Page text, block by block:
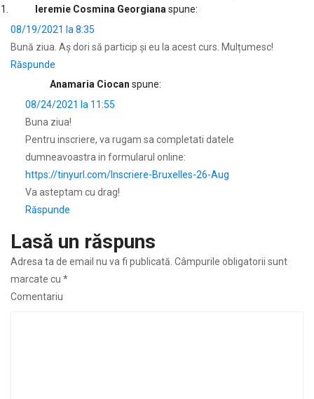
Ieremie Cosmina Georgiana spune:
08/19/2021 la 8:35
Bună ziua. Aș dori să particip și eu la acest curs. Mulțumesc!
Răspunde
Anamaria Ciocan spune:
08/24/2021 la 11:55
Buna ziua!
Pentru inscriere, va rugam sa completati datele
dumneavoastra in formularul online:
https://tinyurl.com/Inscriere-Bruxelles-26-Aug
Va asteptam cu drag!
Răspunde
Lasă un răspuns
Adresa ta de email nu va fi publicată. Câmpurile obligatorii sunt
marcate cu *
Comentariu